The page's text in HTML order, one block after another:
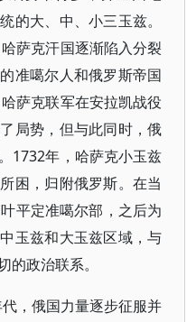
的大、中、小三玉兹。
萨克汗国逐渐陷入分裂
准噶尔人和俄罗斯帝国
萨克联军在安拉凯战役
局势，但与此同时，俄
1732年，哈萨克小玉兹
困，归附俄罗斯。在当
平定准噶尔部，之后为
玉兹和大玉兹区域，与
的政治联系。
，俄国力量逐步征服并